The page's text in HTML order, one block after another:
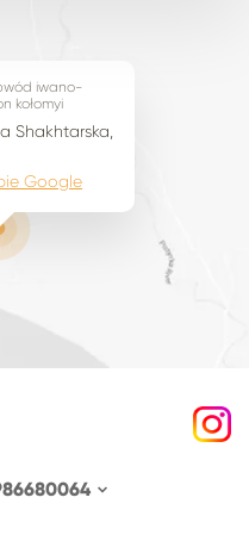
iwano-
kołomyi
Shakhtarska,
Google